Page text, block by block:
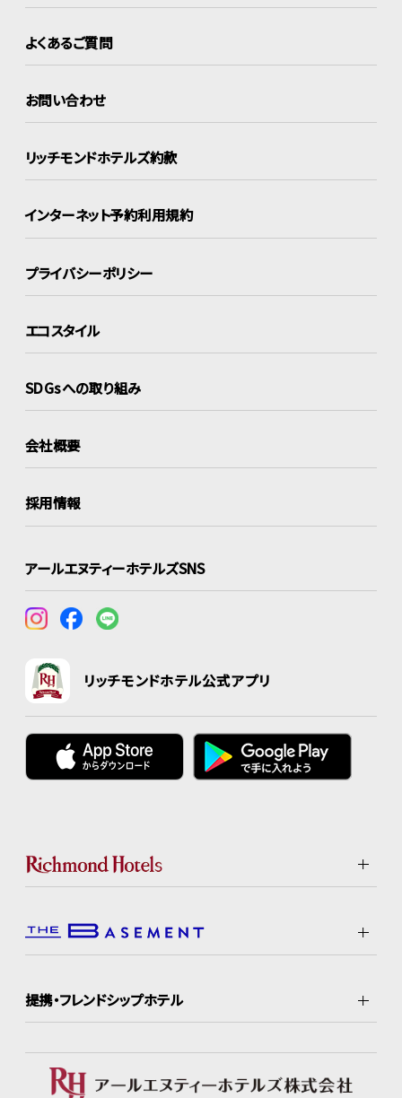
よくあるご質問
お問い合わせ
リッチモンドホテルズ約款
インターネット予約利用規約
プライバシーポリシー
エコスタイル
SDGsへの取り組み
会社概要
採用情報
アールエヌティーホテルズSNS
リッチモンドホテル公式アプリ
提携・フレンドシップホテル